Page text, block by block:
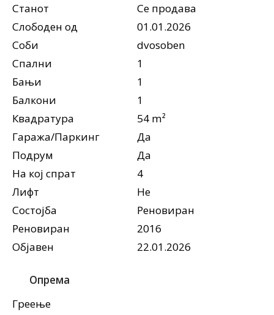
Станот
Се продава
Слободен од
01.01.2026
Соби
dvosoben
Спални
1
Бањи
1
Балкони
1
Квадратура
54 m²
Гаража/Паркинг
Да
Подрум
Да
На кој спрат
4
Лифт
Не
Состојба
Реновиран
Реновиран
2016
Објавен
22.01.2026
Опрема
Греење